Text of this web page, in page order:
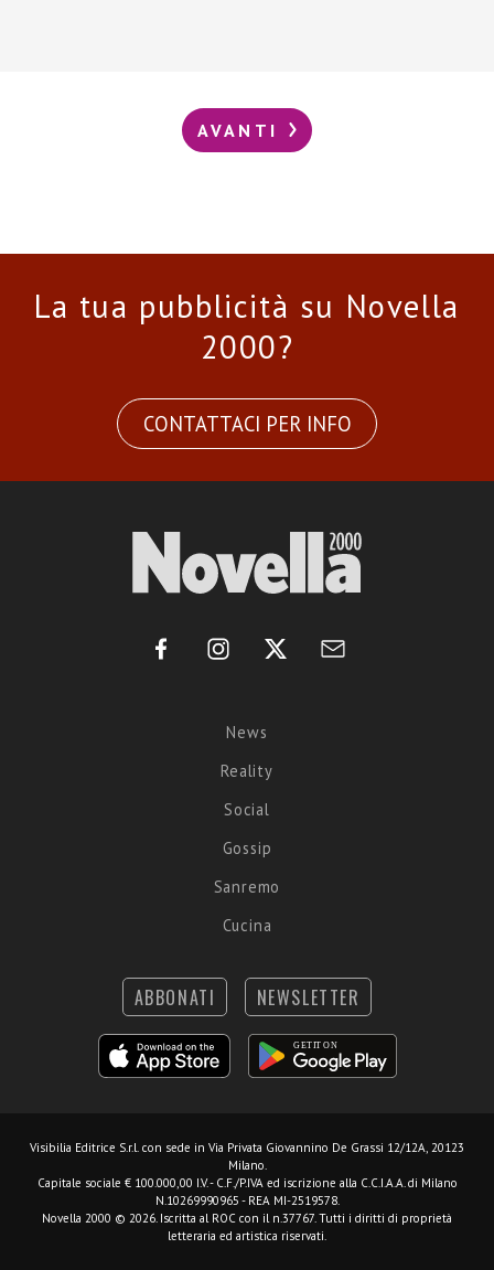
AVANTI
La tua pubblicità su Novella
2000?
CONTATTACI PER INFO
News
Reality
Social
Gossip
Sanremo
Cucina
ABBONATI NEWSLETTER
Visibilia Editrice S.r.l. con sede in Via Privata Giovannino De Grassi 12/12A, 20123
Milano.
Capitale sociale € 100.000,00 I.V. - C.F./P.IVA ed iscrizione alla C.C.I.A.A. di Milano
N.10269990965 - REA MI-2519578.
Novella 2000 © 2026. Iscritta al ROC con il n.37767. Tutti i diritti di proprietà
letteraria ed artistica riservati.